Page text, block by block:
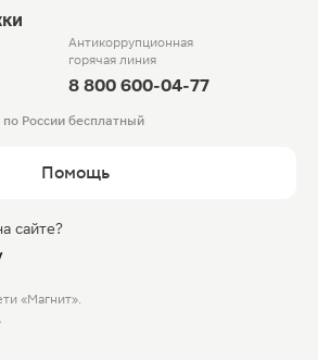
Антикоррупционная
горячая линия
8 800 600-04-77
России бесплатный
Помощь
сайте?
«Магнит».